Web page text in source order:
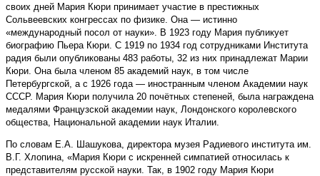
своих дней Мария Кюри принимает участие в престижных
Сольвеевских конгрессах по физике. Она — истинно
«международный посол от науки». В 1923 году Мария публикует
биографию Пьера Кюри. С 1919 по 1934 год сотрудниками Института
радия были опубликованы 483 работы, 32 из них принадлежат Марии
Кюри. Она была членом 85 академий наук, в том числе
Петербургской, а с 1926 года — иностранным членом Академии наук
СССР. Мария Кюри получила 20 почётных степеней, была награждена
медалями Французской академии наук, Лондонского королевского
общества, Национальной академии наук Италии.
По словам Е.А. Шашукова, директора музея Радиевого института им.
В.Г. Хлопина, «Мария Кюри с искренней симпатией относилась к
представителям русской науки. Так, в 1902 году Мария Кюри